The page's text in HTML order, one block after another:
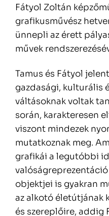
Fátyol Zoltán
grafikusművész
ünnepli az érett
művek
Tamus és Fátyol
gazdasági, kulturális
váltásoknak voltak
során, karakteresen
viszont mindezek
mutatkoznak meg.
grafikái a legutóbbi
objektjei is gyakran
az alkotó életútjának
és szereplőire, addig